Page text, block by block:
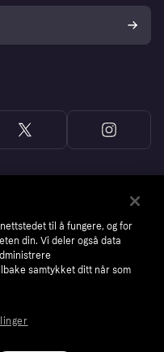
til å fungere, og for
din. Vi deler også data
samtykket ditt når som